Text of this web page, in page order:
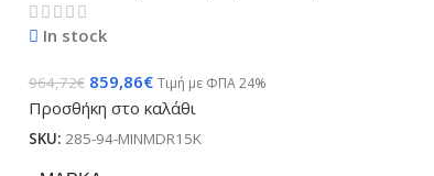
In stock
964,72€ 859,86€ Τιμή με ΦΠΑ 24%
Προσθήκη στο καλάθι
SKU: 285-94-MINMDR15K